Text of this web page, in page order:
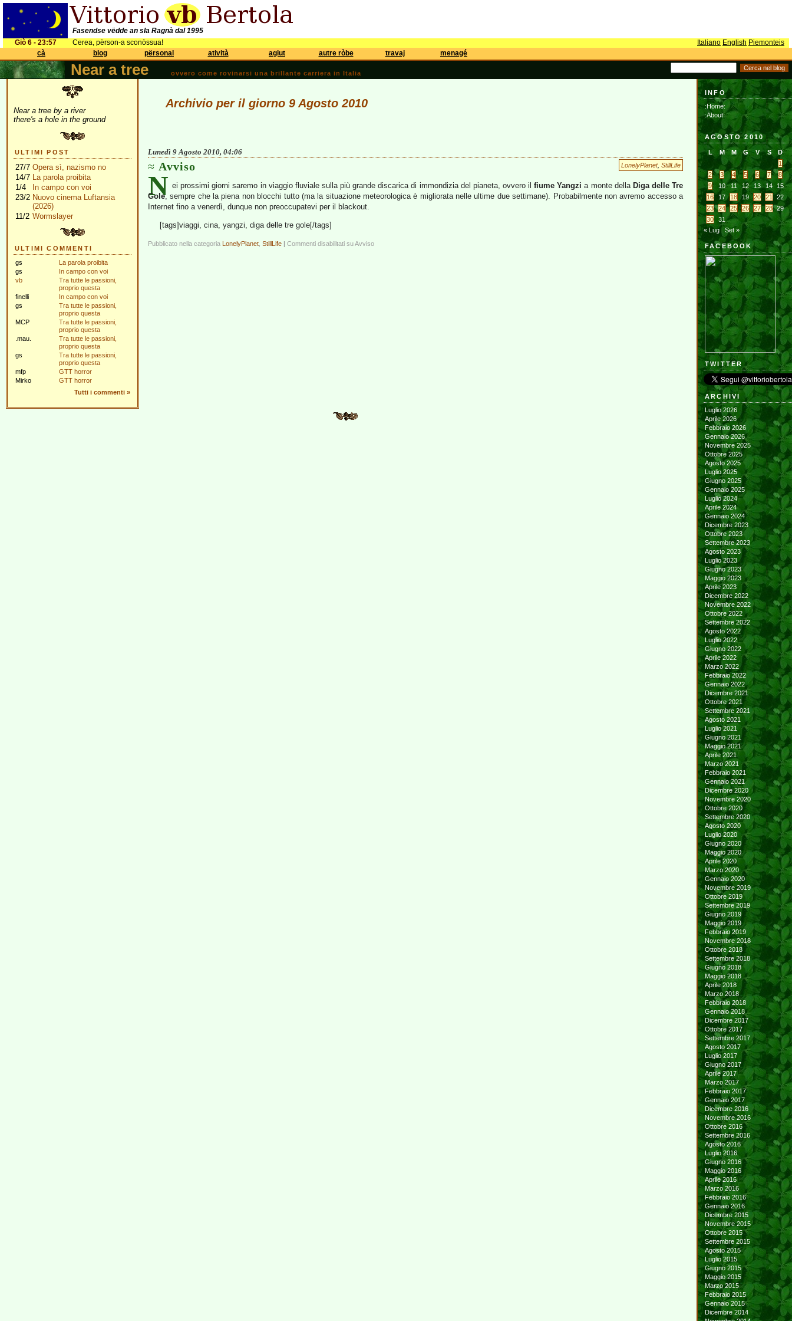
Fasendse vëdde an sla Ragnà dal 1995
Giò 6 - 23:57
Cerea, përson-a sconòssua! Italiano English Piemonteis
cà
blog përsonal atività agiut autre ròbe travaj menagé
Near a tree ovvero come rovinarsi una brillante carriera in Italia
Near a tree by a river
there's a hole in the ground
ULTIMI POST
27/7 Opera sì, nazismo no
14/7 La parola proibita
1/4
In campo con voi
23/2 Nuovo cinema Luftansia
(2026)
11/2 Wormslayer
ULTIMI COMMENTI
gs
La parola proibita
gs
In campo con voi
vb
Tra tutte le passioni,
proprio questa
finelli
In campo con voi
gs
Tra tutte le passioni,
proprio questa
MCP
Tra tutte le passioni,
proprio questa
.mau.
Tra tutte le passioni,
proprio questa
gs
Tra tutte le passioni,
proprio questa
mfp
GTT horror
Mirko
GTT horror
Tutti i commenti »
Archivio per il giorno 9 Agosto 2010
Lunedì 9 Agosto 2010, 04:06
LonelyPlanet, StillLife
Avviso
N ei prossimi giorni saremo in viaggio fluviale sulla più grande discarica di immondizia del pianeta, ovvero ilfiume Yangzi a monte della Diga delle Tre
Gole, sempre che la piena non blocchi tutto (ma la situazione meteorologica è migliorata nelle ultime due settimane). Probabilmente non avremo accesso a
Internet fino a venerdì, dunque non preoccupatevi per il blackout.
[tags]viaggi, cina, yangzi, diga delle tre gole[/tags]
Pubblicato nella categoria LonelyPlanet StillLife | Commenti disabilitati su Avviso
INFO
:Home:
:About:
AGOSTO 2010
L M M G V S
D
1
2
3 4 5 6 7
8
9
10 11 12 13 14
15
16
17 18 19 20 21
22
23
24 25 26 27 28 29
30
31
« Lug
Set »
FACEBOOK
TWITTER
ARCHIVI
Luglio 2026
Aprile 2026
Febbraio 2026
Gennaio 2026
Novembre 2025
Ottobre 2025
Agosto 2025
Luglio 2025
Giugno 2025
Gennaio 2025
Luglio 2024
Aprile 2024
Gennaio 2024
Dicembre 2023
Ottobre 2023
Settembre 2023
Agosto 2023
Luglio 2023
Giugno 2023
Maggio 2023
Aprile 2023
Dicembre 2022
Novembre 2022
Ottobre 2022
Settembre 2022
Agosto 2022
Luglio 2022
Giugno 2022
Aprile 2022
Marzo 2022
Febbraio 2022
Gennaio 2022
Dicembre 2021
Ottobre 2021
Settembre 2021
Agosto 2021
Luglio 2021
Giugno 2021
Maggio 2021
Aprile 2021
Marzo 2021
Febbraio 2021
Gennaio 2021
Dicembre 2020
Novembre 2020
Ottobre 2020
Settembre 2020
Agosto 2020
Luglio 2020
Giugno 2020
Maggio 2020
Aprile 2020
Marzo 2020
Gennaio 2020
Novembre 2019
Ottobre 2019
Settembre 2019
Giugno 2019
Maggio 2019
Febbraio 2019
Novembre 2018
Ottobre 2018
Settembre 2018
Giugno 2018
Maggio 2018
Aprile 2018
Marzo 2018
Febbraio 2018
Gennaio 2018
Dicembre 2017
Ottobre 2017
Settembre 2017
Agosto 2017
Luglio 2017
Giugno 2017
Aprile 2017
Marzo 2017
Febbraio 2017
Gennaio 2017
Dicembre 2016
Novembre 2016
Ottobre 2016
Settembre 2016
Agosto 2016
Luglio 2016
Giugno 2016
Maggio 2016
Aprile 2016
Marzo 2016
Febbraio 2016
Gennaio 2016
Dicembre 2015
Novembre 2015
Ottobre 2015
Settembre 2015
Agosto 2015
Luglio 2015
Giugno 2015
Maggio 2015
Marzo 2015
Febbraio 2015
Gennaio 2015
Dicembre 2014